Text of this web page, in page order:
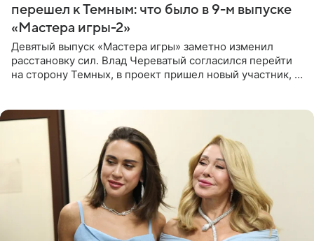
перешел к Темным: что было в 9-м выпуске
«Мастера игры-2»
Девятый выпуск «Мастера игры» заметно изменил
расстановку сил. Влад Череватый согласился перейти
на сторону Темных, в проект пришел новый участник, а